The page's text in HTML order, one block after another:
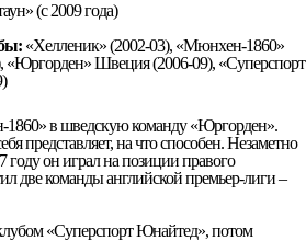
(с 2009 года)
«Хелленик» (2002-03), «Мюнхен-1860»
«Юргорден» Швеция (2006-09), «Суперспорт
в шведскую команду «Юргорден».
представляет, на что способен. Незаметно
году он играл на позиции правого
две команды английской премьер-лиги –
«Суперспорт Юнайтед», потом